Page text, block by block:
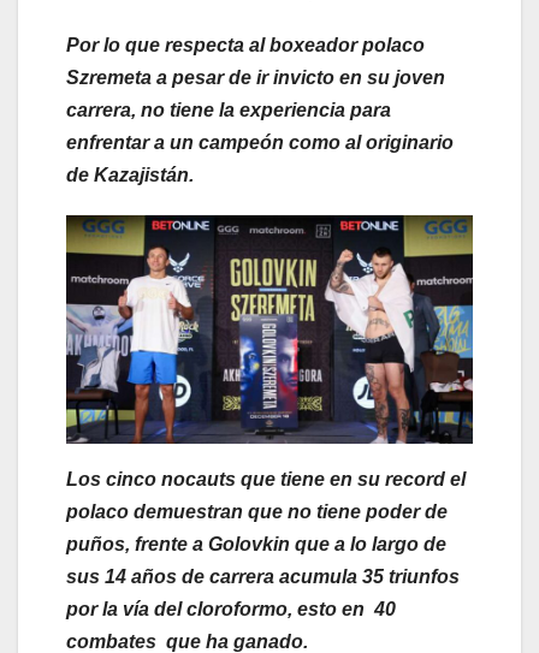
Por lo que respecta al boxeador polaco
Szremeta a pesar de ir invicto en su joven
carrera, no tiene la experiencia para
enfrentar a un campeón como al originario
de Kazajistán.
Los cinco nocauts que tiene en su record el
polaco demuestran que no tiene poder de
puños, frente a Golovkin que a lo largo de
sus 14 años de carrera acumula 35 triunfos
por la vía del cloroformo, esto en 40
combates que ha ganado.